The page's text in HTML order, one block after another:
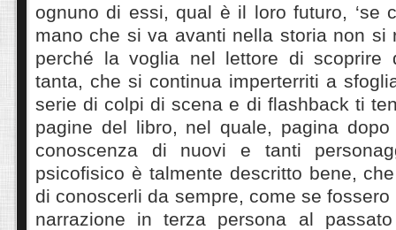
ognuno di essi, qual è il loro futuro, ‘se
mano che si va avanti nella storia non si
perché la voglia nel lettore di scoprire
tanta, che si continua imperterriti a
serie di colpi di scena e di flashback ti
pagine del libro, nel quale, pagina
conoscenza di nuovi e tanti
psicofisico è talmente descritto bene,
di conoscerli da sempre, come se
narrazione in terza persona al